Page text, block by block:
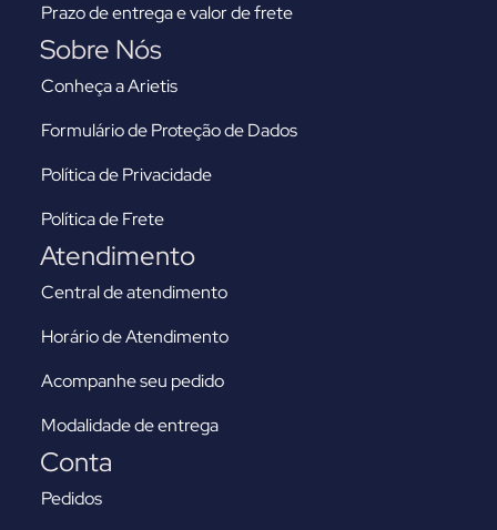
Prazo de entrega e valor de frete
Sobre Nós
Conheça a Arietis
Formulário de Proteção de Dados
Política de Privacidade
Política de Frete
Atendimento
Central de atendimento
Horário de Atendimento
Acompanhe seu pedido
Modalidade de entrega
Conta
Pedidos